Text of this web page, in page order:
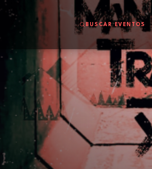
BUSCAR EVENTOS